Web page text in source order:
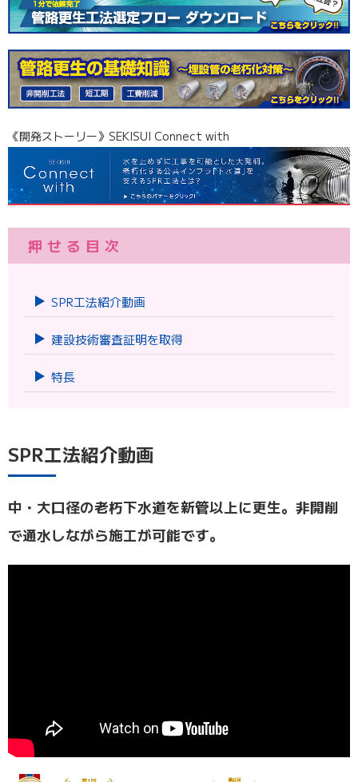
SPR-NX工法#70Nタイプリーフレット
ツールコード：06860 [pdf]（915.62 KB）
ダウンロードする
ブックマーク
ピー」を選択するとURLをコピーできます。
《開発ストーリー》SEKISUI Connect with
押せる目次
SPR工法紹介動画
建設技術審査証明を取得
特長
SPR工法紹介動画
中・大口径の老朽下水道を新管以上に更生。非開削
で通水しながら施工が可能です。